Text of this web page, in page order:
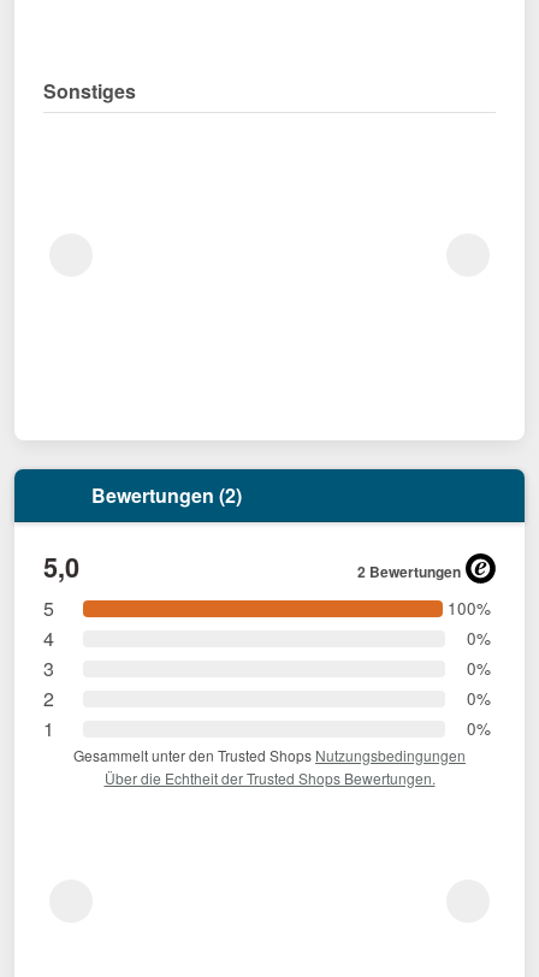
Sonstiges
Bewertungen (2)
5,0 2 Bewertungen
5 100%
4 0%
3 0%
2 0%
1 0%
Gesammelt unter den Trusted Shops Nutzungsbedingungen
Über die Echtheit der Trusted Shops Bewertungen.